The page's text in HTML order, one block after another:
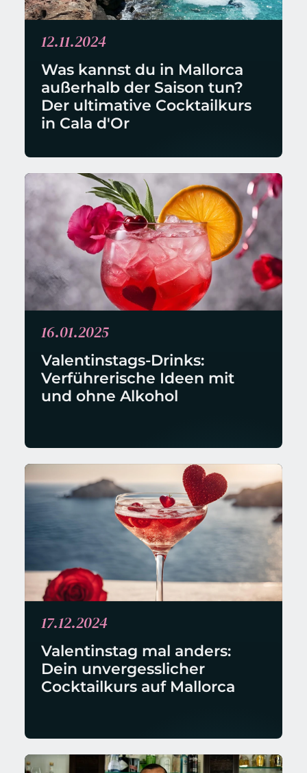
12.11.2024
Was kannst du in Mallorca
außerhalb der Saison tun?
Der ultimative Cocktailkurs
in Cala d'Or
16.01.2025
Valentinstags-Drinks:
Verführerische Ideen mit
und ohne Alkohol
17.12.2024
Valentinstag mal anders:
Dein unvergesslicher
Cocktailkurs auf Mallorca